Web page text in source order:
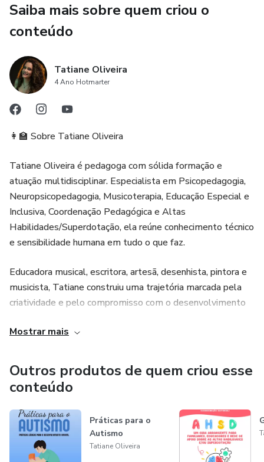
Profissionais de saúde terão acesso a discussões
aprofundadas sobre diagnóstico, comorbidades e terapias
encontrarão referências atualizadas e debates que
ampliam o olhar sobre a ansiedade infantil.
O livro também convoca a escola a assumir seu papel de
protagonista na promoção do bem-estar emocional,
defendendo ambientes educativos que respeitem ritmos
habilidades socioemocionais.
Mais do que um estudo clínico, esta obra é um convite à
reflexão e à ação, oferecendo caminhos concretos para que
família, escola e profissionais de saúde atuem juntos na
construção de uma infância mais saudável, confiante e
Saiba mais sobre quem criou o
conteúdo
Tatiane Oliveira
4 Ano Hotmarter
👩‍🏫 Sobre Tatiane Oliveira
Tatiane Oliveira é pedagoga com sólida formação e
atuação multidisciplinar. Especialista em Psicopedagogia,
Neuropsicopedagogia, Musicoterapia, Educação Especial e
Inclusiva, Coordenação Pedagógica e Altas
Habilidades/Superdotação, ela reúne conhecimento técnico
e sensibilidade humana em tudo o que faz.
Educadora musical, escritora, artesã, desenhista, pintora e
musicista, Tatiane construiu uma trajetória marcada pela
criatividade e pelo compromisso com o desenvolvimento
Educação Infantil ao Ensino Superior — e oito anos de
atuação na área da saúde, ela hoje exerce o cargo de
supervisora pedagógica na rede estadual de Minas Gerais e
atua como Psicopedagoga Clínica de forma autônoma,
atendendo famílias e instituições com olhar acolhedor e
técnico.
Mostrar mais
Outros produtos de quem criou esse
conteúdo
Práticas para o
Autismo
Tatiane Oliveira